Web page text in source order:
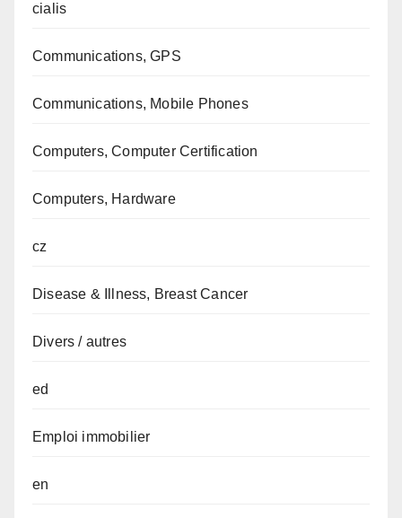
cialis
Communications, GPS
Communications, Mobile Phones
Computers, Computer Certification
Computers, Hardware
cz
Disease & Illness, Breast Cancer
Divers / autres
ed
Emploi immobilier
en